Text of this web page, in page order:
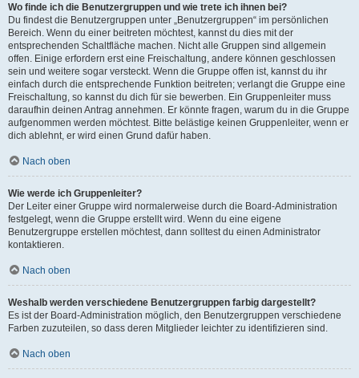
Wo finde ich die Benutzergruppen und wie trete ich ihnen bei?
Du findest die Benutzergruppen unter „Benutzergruppen“ im persönlichen
Bereich. Wenn du einer beitreten möchtest, kannst du dies mit der
entsprechenden Schaltfläche machen. Nicht alle Gruppen sind allgemein
offen. Einige erfordern erst eine Freischaltung, andere können geschlossen
sein und weitere sogar versteckt. Wenn die Gruppe offen ist, kannst du ihr
einfach durch die entsprechende Funktion beitreten; verlangt die Gruppe eine
Freischaltung, so kannst du dich für sie bewerben. Ein Gruppenleiter muss
daraufhin deinen Antrag annehmen. Er könnte fragen, warum du in die Gruppe
aufgenommen werden möchtest. Bitte belästige keinen Gruppenleiter, wenn er
dich ablehnt, er wird einen Grund dafür haben.
Nach oben
Wie werde ich Gruppenleiter?
Der Leiter einer Gruppe wird normalerweise durch die Board-Administration
festgelegt, wenn die Gruppe erstellt wird. Wenn du eine eigene
Benutzergruppe erstellen möchtest, dann solltest du einen Administrator
kontaktieren.
Nach oben
Weshalb werden verschiedene Benutzergruppen farbig dargestellt?
Es ist der Board-Administration möglich, den Benutzergruppen verschiedene
Farben zuzuteilen, so dass deren Mitglieder leichter zu identifizieren sind.
Nach oben